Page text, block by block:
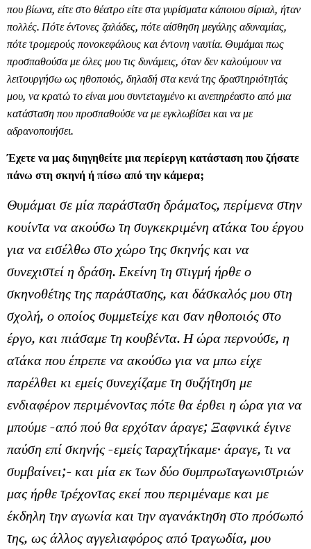
που βίωνα, είτε στο θέατρο είτε στα γυρίσματα κάποιου σίριαλ, ήταν
πολλές. Πότε έντονες ζαλάδες, πότε αίσθηση μεγάλης αδυναμίας,
πότε τρομερούς πονοκεφάλους και έντονη ναυτία. Θυμάμαι πως
προσπαθούσα με όλες μου τις δυνάμεις, όταν δεν καλούμουν να
λειτουργήσω ως ηθοποιός, δηλαδή στα κενά της δραστηριότητάς
μου, να κρατώ το είναι μου συντεταγμένο κι ανεπηρέαστο από μια
κατάσταση που προσπαθούσε να με εγκλωβίσει και να με
αδρανοποιήσει.
Έχετε να μας διηγηθείτε μια περίεργη κατάσταση που ζήσατε
πάνω στη σκηνή ή πίσω από την κάμερα;
Θυμάμαι σε μία παράσταση δράματος, περίμενα στην
κουίντα να ακούσω τη συγκεκριμένη ατάκα του έργου
για να εισέλθω στο χώρο της σκηνής και να
συνεχιστεί η δράση. Εκείνη τη στιγμή ήρθε ο
σκηνοθέτης της παράστασης, και δάσκαλός μου στη
σχολή, ο οποίος συμμετείχε και σαν ηθοποιός στο
έργο, και πιάσαμε τη κουβέντα. Η ώρα περνούσε, η
ατάκα που έπρεπε να ακούσω για να μπω είχε
παρέλθει κι εμείς συνεχίζαμε τη συζήτηση με
ενδιαφέρον περιμένοντας πότε θα έρθει η ώρα για να
μπούμε -από πού θα ερχόταν άραγε; Ξαφνικά έγινε
παύση επί σκηνής -εμείς ταραχτήκαμε· άραγε, τι να
συμβαίνει;- και μία εκ των δύο συμπρωταγωνιστριών
μας ήρθε τρέχοντας εκεί που περιμέναμε και με
έκδηλη την αγωνία και την αγανάκτηση στο πρόσωπό
της, ως άλλος αγγελιαφόρος από τραγωδία, μου